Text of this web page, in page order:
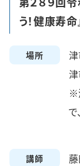
う！健康寿命
場所
※
で
講師